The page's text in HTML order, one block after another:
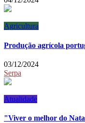
Agricultura
Produção agrícola
03/12/2024
Serpa
Atualidade
"Viver o melhor do